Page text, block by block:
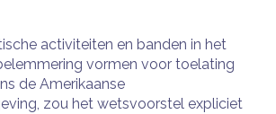
activiteiten en banden in het
vormen voor toelating
de Amerikaanse
zou het wetsvoorstel expliciet